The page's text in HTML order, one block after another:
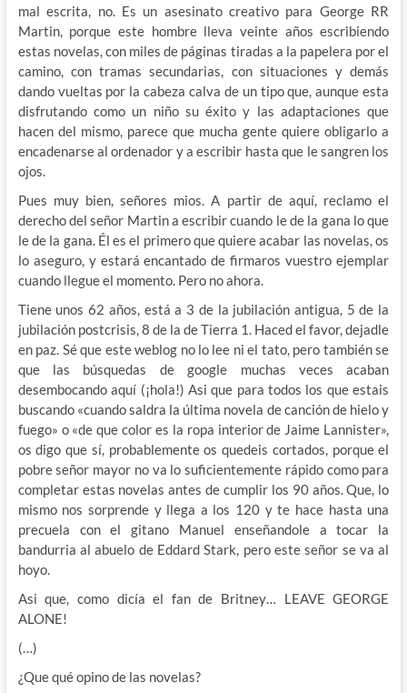
mal escrita, no. Es un asesinato creativo para George RR
Martin, porque este hombre lleva veinte años escribiendo
estas novelas, con miles de páginas tiradas a la papelera por el
camino, con tramas secundarias, con situaciones y demás
dando vueltas por la cabeza calva de un tipo que, aunque esta
disfrutando como un niño su éxito y las adaptaciones que
hacen del mismo, parece que mucha gente quiere obligarlo a
encadenarse al ordenador y a escribir hasta que le sangren los
ojos.
Pues muy bien, señores mios. A partir de aquí, reclamo el
derecho del señor Martin a escribir cuando le de la gana lo que
le de la gana. Él es el primero que quiere acabar las novelas, os
lo aseguro, y estará encantado de firmaros vuestro ejemplar
cuando llegue el momento. Pero no ahora.
Tiene unos 62 años, está a 3 de la jubilación antigua, 5 de la
jubilación postcrisis, 8 de la de Tierra 1. Haced el favor, dejadle
en paz. Sé que este weblog no lo lee ni el tato, pero también se
que las búsquedas de google muchas veces acaban
desembocando aquí (¡hola!) Asi que para todos los que estais
buscando «cuando saldra la última novela de canción de hielo y
fuego» o «de que color es la ropa interior de Jaime Lannister»,
os digo que sí, probablemente os quedeis cortados, porque el
pobre señor mayor no va lo suficientemente rápido como para
completar estas novelas antes de cumplir los 90 años. Que, lo
mismo nos sorprende y llega a los 120 y te hace hasta una
precuela con el gitano Manuel enseñandole a tocar la
bandurria al abuelo de Eddard Stark, pero este señor se va al
hoyo.
Asi que, como dicía el fan de Britney… LEAVE GEORGE
ALONE!
(…)
¿Que qué opino de las novelas?